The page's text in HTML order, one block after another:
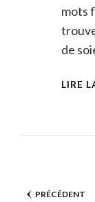
mots
de
LIRE
PRÉCÉDENT